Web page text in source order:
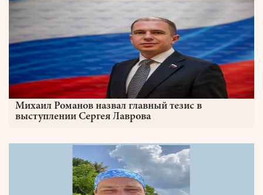
Михаил Романов назвал главный тезис в
выступлении Сергея Лаврова